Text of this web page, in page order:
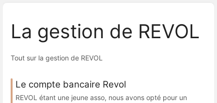
La gestion de REVOL
Tout sur la gestion de REVOL
Le compte bancaire Revol
REVOL étant une jeune asso, nous avons opté pour un